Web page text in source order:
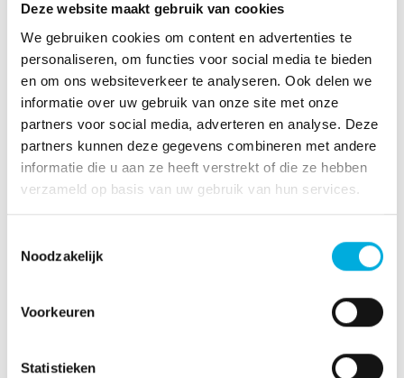
Deze website maakt gebruik van cookies
We gebruiken cookies om content en advertenties te
personaliseren, om functies voor social media te bieden
en om ons websiteverkeer te analyseren. Ook delen we
informatie over uw gebruik van onze site met onze
partners voor social media, adverteren en analyse. Deze
partners kunnen deze gegevens combineren met andere
informatie die u aan ze heeft verstrekt of die ze hebben
verzameld op basis van uw gebruik van hun services.
Noodzakelijk
Voorkeuren
Statistieken
Whitepaper aanvragen
SBB - Certificaat Erkend
Leerbedrijf